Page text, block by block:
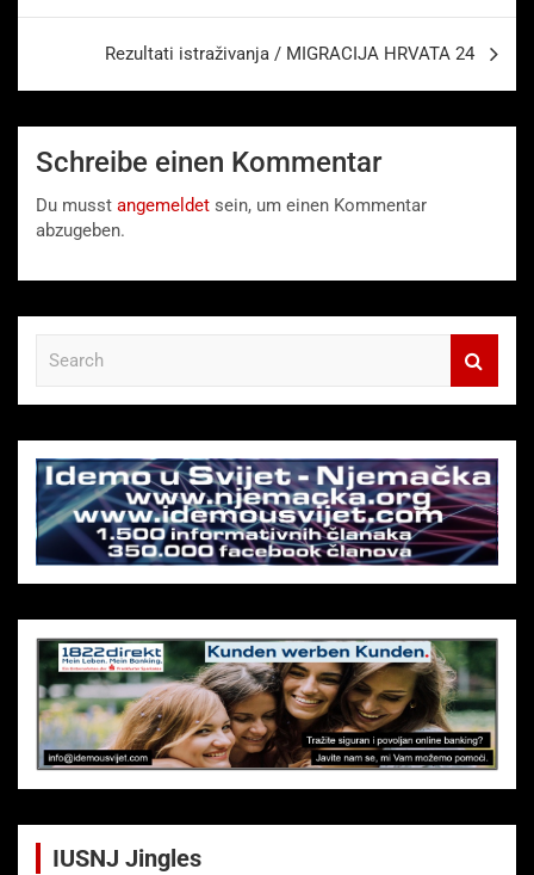
Rezultati istraživanja / MIGRACIJA HRVATA 24
Schreibe einen Kommentar
Du musst angemeldet sein, um einen Kommentar
abzugeben.
c
h
IUSNJ Jingles